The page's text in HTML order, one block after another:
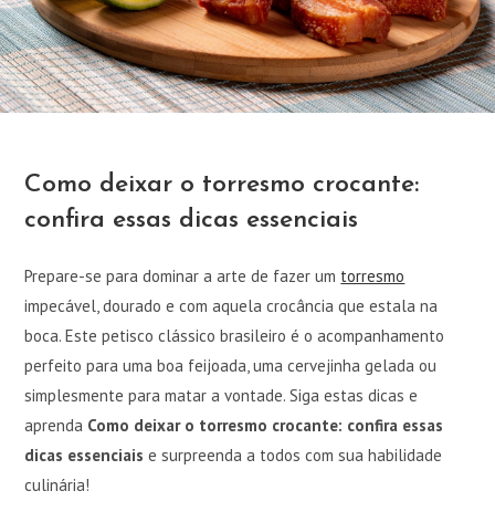
Como deixar o torresmo crocante:
confira essas dicas essenciais
Prepare-se para dominar a arte de fazer um torresmo
impecável, dourado e com aquela crocância que estala na
boca. Este petisco clássico brasileiro é o acompanhamento
perfeito para uma boa feijoada, uma cervejinha gelada ou
simplesmente para matar a vontade. Siga estas dicas e
aprenda Como deixar o torresmo crocante: confira essas
dicas essenciais e surpreenda a todos com sua habilidade
culinária!